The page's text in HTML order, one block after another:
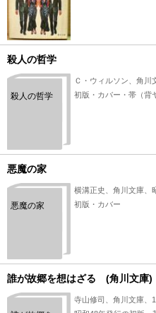
殺人の哲学
殺人の哲学
Ｃ・ウィルソン、角川
初版・カバー・帯（背
悪魔の家
悪魔の家
横溝正史、角川文庫、
初版・カバー
誰が故郷を想はざる (角川文庫)
寺山修司、角川文庫、